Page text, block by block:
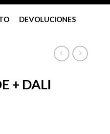
DEVOLUCIONES
+ DALI